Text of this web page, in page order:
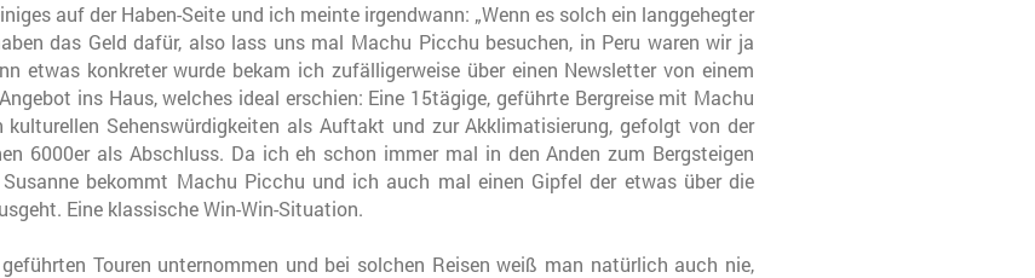
auf der Haben-Seite und ich meinte irgendwann: „Wenn es solch ein langgehegter
das Geld dafür, also lass uns mal Machu Picchu besuchen, in Peru waren wir ja
etwas konkreter wurde bekam ich zufälligerweise über einen Newsletter von einem
ins Haus, welches ideal erschien: Eine 15tägige, geführte Bergreise mit Machu
kulturellen Sehenswürdigkeiten als Auftakt und zur Akklimatisierung, gefolgt von der
6000er als Abschluss. Da ich eh schon immer mal in den Anden zum Bergsteigen
bekommt Machu Picchu und ich auch mal einen Gipfel der etwas über die
Eine klassische Win-Win-Situation.
Touren unternommen und bei solchen Reisen weiß man natürlich auch nie,